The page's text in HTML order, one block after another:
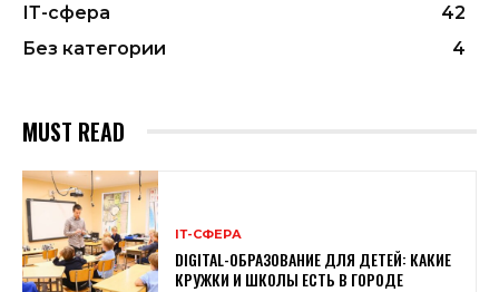
ІТ-сфера
42
Без категории
4
MUST READ
ІТ-СФЕРА
DIGITAL-ОБРАЗОВАНИЕ ДЛЯ ДЕТЕЙ: КАКИЕ
КРУЖКИ И ШКОЛЫ ЕСТЬ В ГОРОДЕ